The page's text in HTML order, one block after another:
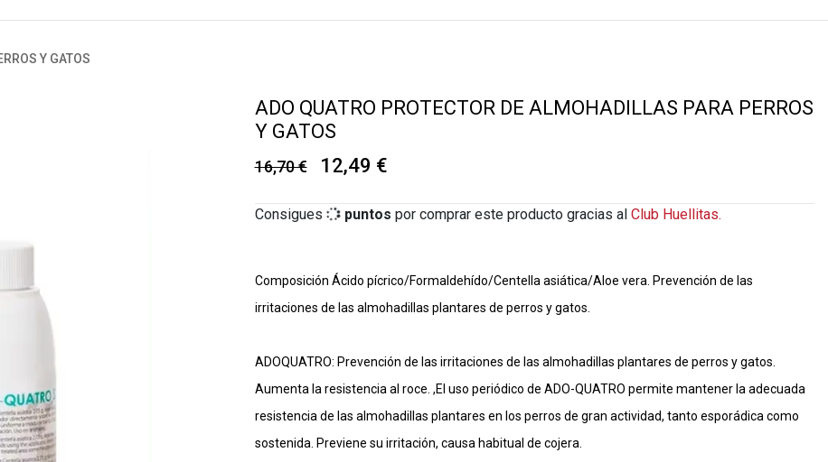
Y GATOS
ADO QUATRO PROTECTOR DE ALMOHADILLAS PARA PERROS
Y GATOS
16,70 € 12,49 €
Consigues 12 puntos por comprar este producto gracias alClub Huellitas.
Composición Ácido pícrico/Formaldehído/Centella asiática/Aloe vera. Prevención de las
irritaciones de las almohadillas plantares de perros y gatos.
ADOQUATRO: Prevención de las irritaciones de las almohadillas plantares de perros y gatos.
Aumenta la resistencia al roce. ,El uso periódico de ADO-QUATRO permite mantener la adecuada
resistencia de las almohadillas plantares en los perros de gran actividad, tanto esporádica como
sostenida. Previene su irritación, causa habitual de cojera.